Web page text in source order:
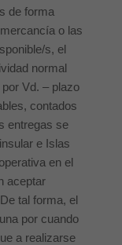
de forma
o las
s, el
normal
Vd. – plazo
contados
entregas se
e Islas
en el
aceptar
tal forma, el
por cuando
a realizarse